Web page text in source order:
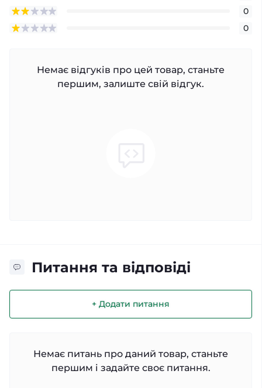
0
0
Немає відгуків про цей товар, станьте
першим, залиште свій відгук.
Питання та відповіді
+ Додати питання
Немає питань про даний товар, станьте
першим і задайте своє питання.